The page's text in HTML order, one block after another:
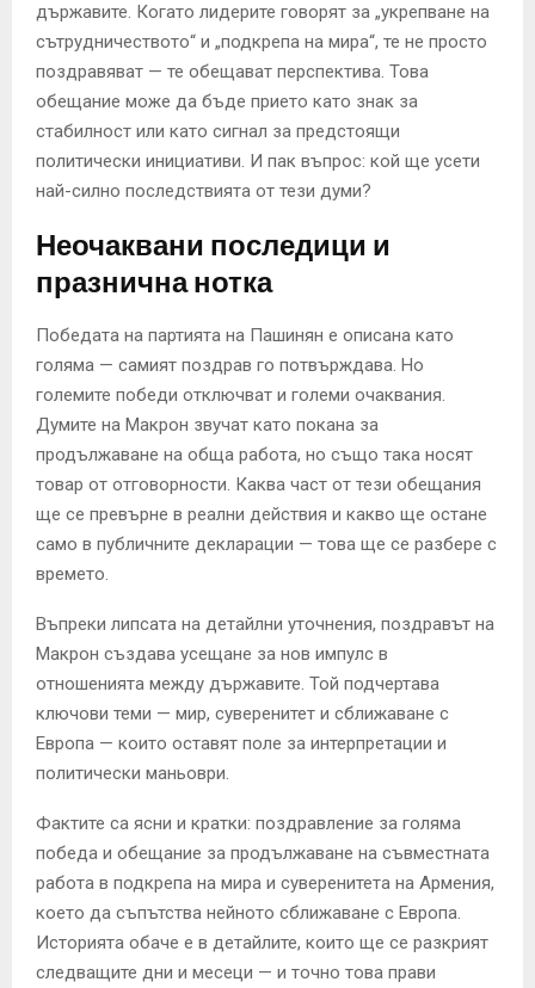
държавите. Когато лидерите говорят за „укрепване на
сътрудничеството“ и „подкрепа на мира“, те не просто
поздравяват — те обещават перспектива. Това
обещание може да бъде прието като знак за
стабилност или като сигнал за предстоящи
политически инициативи. И пак въпрос: кой ще усети
най-силно последствията от тези думи?
Неочаквани последици и
празнична нотка
Победата на партията на Пашинян е описана като
голяма — самият поздрав го потвърждава. Но
големите победи отключват и големи очаквания.
Думите на Макрон звучат като покана за
продължаване на обща работа, но също така носят
товар от отговорности. Каква част от тези обещания
ще се превърне в реални действия и какво ще остане
само в публичните декларации — това ще се разбере с
времето.
Въпреки липсата на детайлни уточнения, поздравът на
Макрон създава усещане за нов импулс в
отношенията между държавите. Той подчертава
ключови теми — мир, суверенитет и сближаване с
Европа — които оставят поле за интерпретации и
политически маньоври.
Фактите са ясни и кратки: поздравление за голяма
победа и обещание за продължаване на съвместната
работа в подкрепа на мира и суверенитета на Армения,
което да съпътства нейното сближаване с Европа.
Историята обаче е в детайлите, които ще се разкрият
следващите дни и месеци — и точно това прави